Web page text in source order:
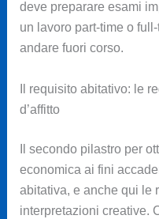
deve preparare esami
un lavoro part-time o
andare fuori corso.
Il requisito abitativo: le
d’affitto
Il secondo pilastro per
economica ai fini
abitativa, e anche qui le
interpretazioni creative.